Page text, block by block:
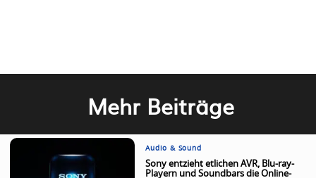
Mehr Beiträge
Audio & Sound
Sony entzieht etlichen AVR, Blu-ray-
Playern und Soundbars die Online-